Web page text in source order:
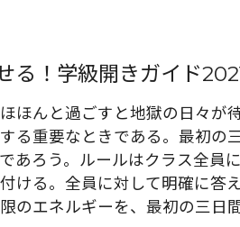
る！学級開きガイド
ほんと過ごすと地獄の日々が
る重要なときである。最初の
あろう。ルールはクラス全員
ける。全員に対して明確に答
のエネルギーを、最初の三日